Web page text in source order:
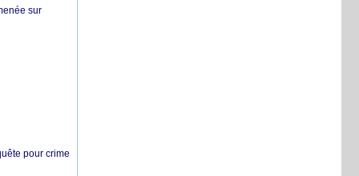
sur
pour crime